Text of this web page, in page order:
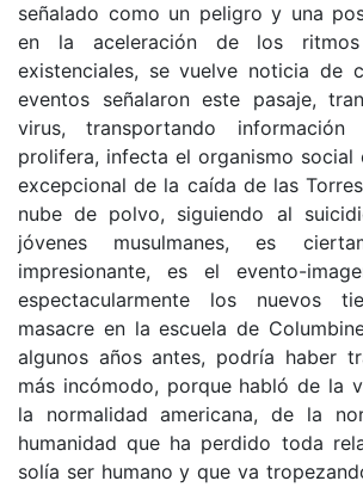
señalado como un peligro y una
en la aceleración de los
existenciales, se vuelve noticia de
eventos señalaron este pasaje,
virus, transportando información
prolifera, infecta el organismo social
excepcional de la caída de las
nube de polvo, siguiendo al
jóvenes musulmanes, es
impresionante, es el evento-
espectacularmente los nuevos
masacre en la escuela de
algunos años antes, podría haber
más incómodo, porque habló de la
la normalidad americana, de la
humanidad que ha perdido toda
solía ser humano y que va